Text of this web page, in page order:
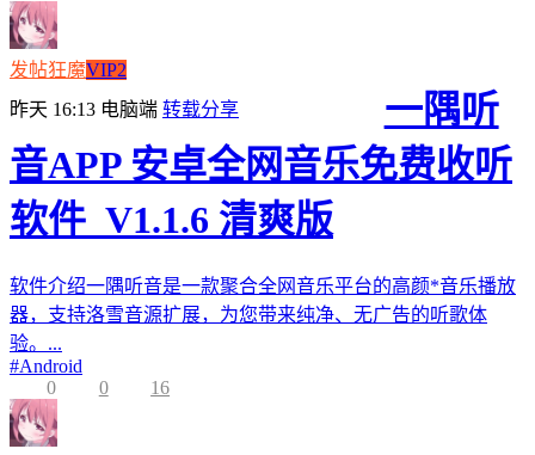
发帖狂魔VIP2
昨天 16:13 电脑端 转载分享
一隅听
音APP 安卓全网音乐免费收听
软件_V1.1.6 清爽版
软件介绍一隅听音是一款聚合全网音乐平台的高颜*音乐播放
器，支持洛雪音源扩展，为您带来纯净、无广告的听歌体
验。...
#Android
0
0 16